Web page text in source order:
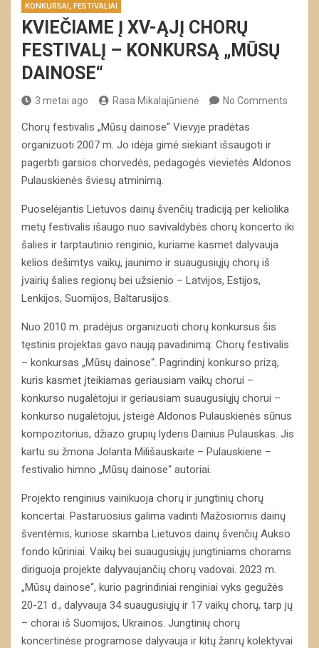
KONKURSAI, FESTIVALIAI
KVIEČIAME Į XV-ĄJĮ CHORŲ
FESTIVALĮ – KONKURSĄ „MŪSŲ
DAINOSE“
3 metai ago Rasa Mikalajūnienė No Comments
Chorų festivalis „Mūsų dainose“ Vievyje pradėtas
organizuoti 2007 m. Jo idėja gimė siekiant išsaugoti ir
pagerbti garsios chorvedės, pedagogės vievietės Aldonos
Pulauskienės šviesų atminimą.
Puoselėjantis Lietuvos dainų švenčių tradiciją per keliolika
metų festivalis išaugo nuo savivaldybės chorų koncerto iki
šalies ir tarptautinio renginio, kuriame kasmet dalyvauja
kelios dešimtys vaikų, jaunimo ir suaugusiųjų chorų iš
įvairių šalies regionų bei užsienio – Latvijos, Estijos,
Lenkijos, Suomijos, Baltarusijos.
Nuo 2010 m. pradėjus organizuoti chorų konkursus šis
tęstinis projektas gavo naują pavadinimą: Chorų festivalis
– konkursas „Mūsų dainose“. Pagrindinį konkurso prizą,
kuris kasmet įteikiamas geriausiam vaikų chorui –
konkurso nugalėtojui ir geriausiam suaugusiųjų chorui –
konkurso nugalėtojui, įsteigė Aldonos Pulauskienės sūnus
kompozitorius, džiazo grupių lyderis Dainius Pulauskas. Jis
kartu su žmona Jolanta Milišauskaite – Pulauskiene –
festivalio himno „Mūsų dainose“ autoriai.
Projekto renginius vainikuoja chorų ir jungtinių chorų
koncertai. Pastaruosius galima vadinti Mažosiomis dainų
šventėmis, kuriose skamba Lietuvos dainų švenčių Aukso
fondo kūriniai. Vaikų bei suaugusiųjų jungtiniams chorams
diriguoja projekte dalyvaujančių chorų vadovai. 2023 m.
„Mūsų dainose“, kurio pagrindiniai renginiai vyks gegužės
20-21 d., dalyvauja 34 suaugusiųjų ir 17 vaikų chorų, tarp jų
– chorai iš Suomijos, Ukrainos. Jungtinių chorų
koncertinėse programose dalyvauja ir kitų žanrų kolektyvai